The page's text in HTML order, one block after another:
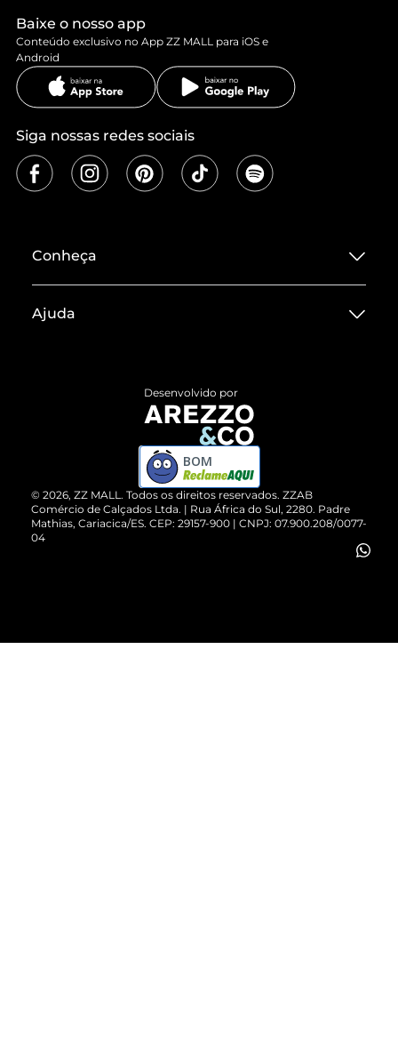
Baixe o nosso app
Conteúdo exclusivo no App ZZ MALL para iOS e
Android
Siga nossas redes sociais
Conheça
Termos de Uso
ZZ MALL é confiável
Cartão Presente
Vendas Corporativas
Ajuda
Devolução do Produto
Compre pelo WhatsApp
© 2026, ZZ MALL. Todos os direitos reservados. ZZAB
Comércio de Calçados Ltda. | Rua África do Sul, 2280. Padre
Mathias, Cariacica/ES. CEP: 29157-900 | CNPJ: 07.900.208/0077-
04
Desenvolvido por
BOM